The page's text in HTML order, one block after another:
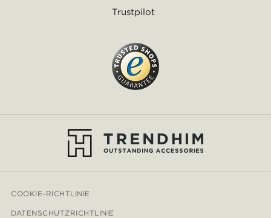
Trustpilot
COOKIE-RICHTLINIE
DATENSCHUTZRICHTLINIE